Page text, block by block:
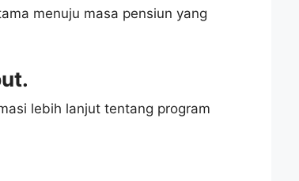
menuju masa pensiun yang
lebih lanjut tentang program